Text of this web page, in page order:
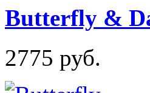
Butterfly &
2775 руб.